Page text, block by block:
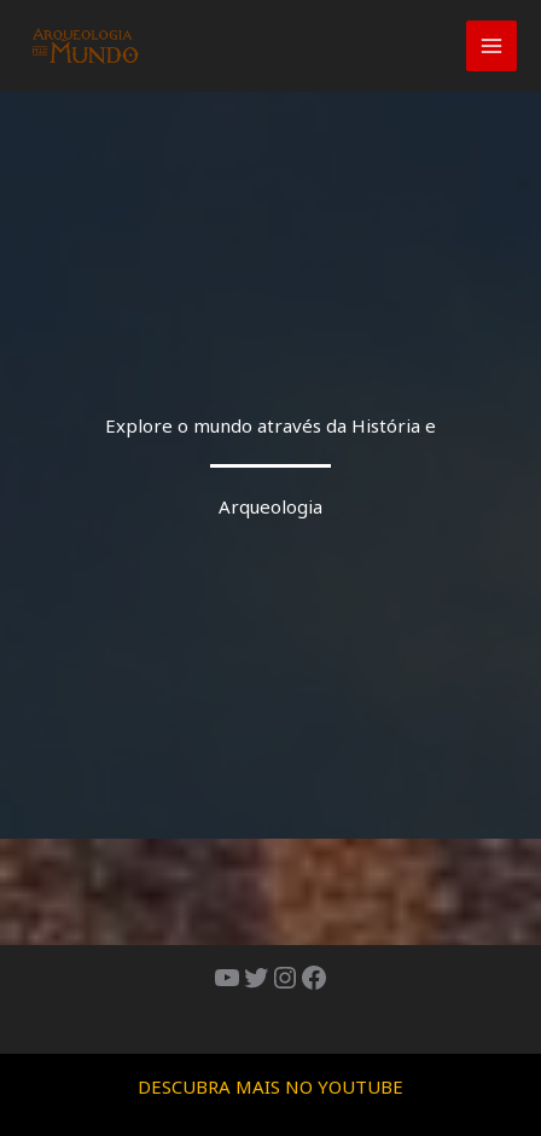
para
Explore o mundo através da História e
Arqueologia
Youtube
Twitter
Instagram
Facebook
DESCUBRA MAIS NO YOUTUBE